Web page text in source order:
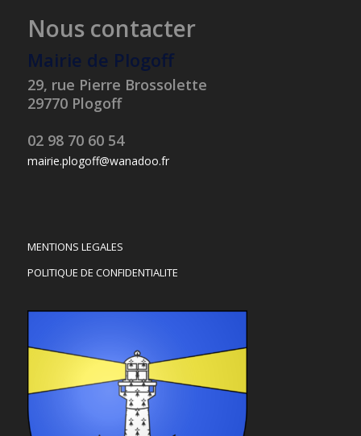
Nous contacter
Mairie de Plogoff
29, rue Pierre Brossolette
29770 Plogoff
02 98 70 60 54
mairie.plogoff@wanadoo.fr
MENTIONS LEGALES
POLITIQUE DE CONFIDENTIALITE